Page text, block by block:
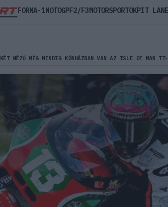
KÉT NÉZŐ MÉG MINDIG KÓRHÁZBAN VAN AZ ISLE OF MAN
FORMA-1MOTOGPF2/F3MOTORSPORTOKPIT LANE